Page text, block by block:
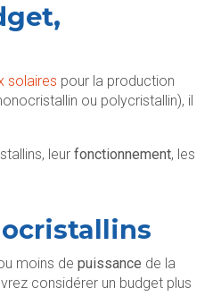
solaires pour la production
ou polycristallin), il
leur fonctionnement, les
moins de puissance de la
considérer un budget plus